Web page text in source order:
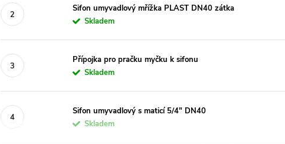
Sifon umyvadlový mřížka PLAST DN40 zátka
Skladem
Přípojka pro pračku myčku k sifonu
Skladem
Sifon umyvadlový s maticí 5/4" DN40
Skladem